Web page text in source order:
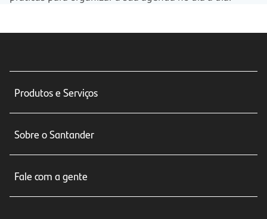
Produtos e Serviços
Seguros
Crédito e Financiamentos
Sobre o Santander
Fale com a gente